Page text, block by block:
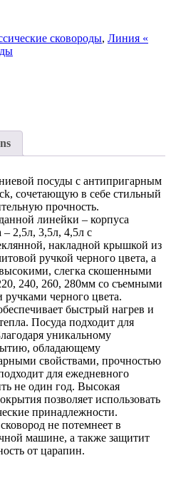
сковороды, Линия «
посуды с антипригарным
сочетающую в себе стильный
прочность.
линейки – корпуса
2,5л, 3,5л, 4,5л с
накладной крышкой из
ручкой черного цвета, а
слегка скошенными
240, 260, 280мм со съемными
черного цвета.
быстрый нагрев и
Посуда подходит для
уникальному
обладающему
свойствами, прочностью
для ежедневного
не один год. Высокая
позволяет использовать
принадлежности.
не потемнеет в
машине, а также защитит
от царапин.